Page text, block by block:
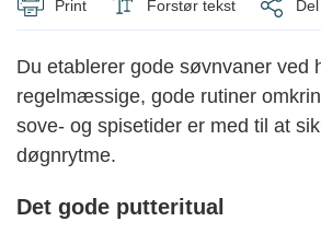
Print Forstør tekst Del
Du etablerer gode søvnvaner ved
regelmæssige, gode rutiner
sove- og spisetider er med til at
døgnrytme.
Det gode putteritual